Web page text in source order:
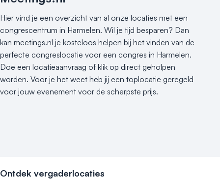
Hier vind je een overzicht van al onze locaties met een
congrescentrum in Harmelen. Wil je tijd besparen? Dan
kan meetings.nl je kosteloos helpen bij het vinden van de
perfecte congreslocatie voor een congres in Harmelen.
Doe een locatieaanvraag of klik op direct geholpen
worden. Voor je het weet heb jij een toplocatie geregeld
voor jouw evenement voor de scherpste prijs.
Ontdek vergaderlocaties